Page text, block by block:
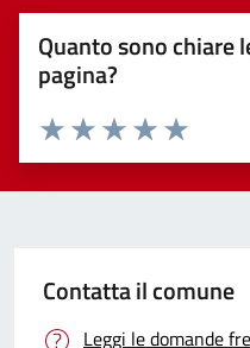
Quanto sono chiare
pagina?
Valuta 5
Valuta 4 stelle
Valuta 3 stelle su
Valuta 2 stelle su 5
Valuta 1 stelle su 5
Contatta il comune
Leggi le domande